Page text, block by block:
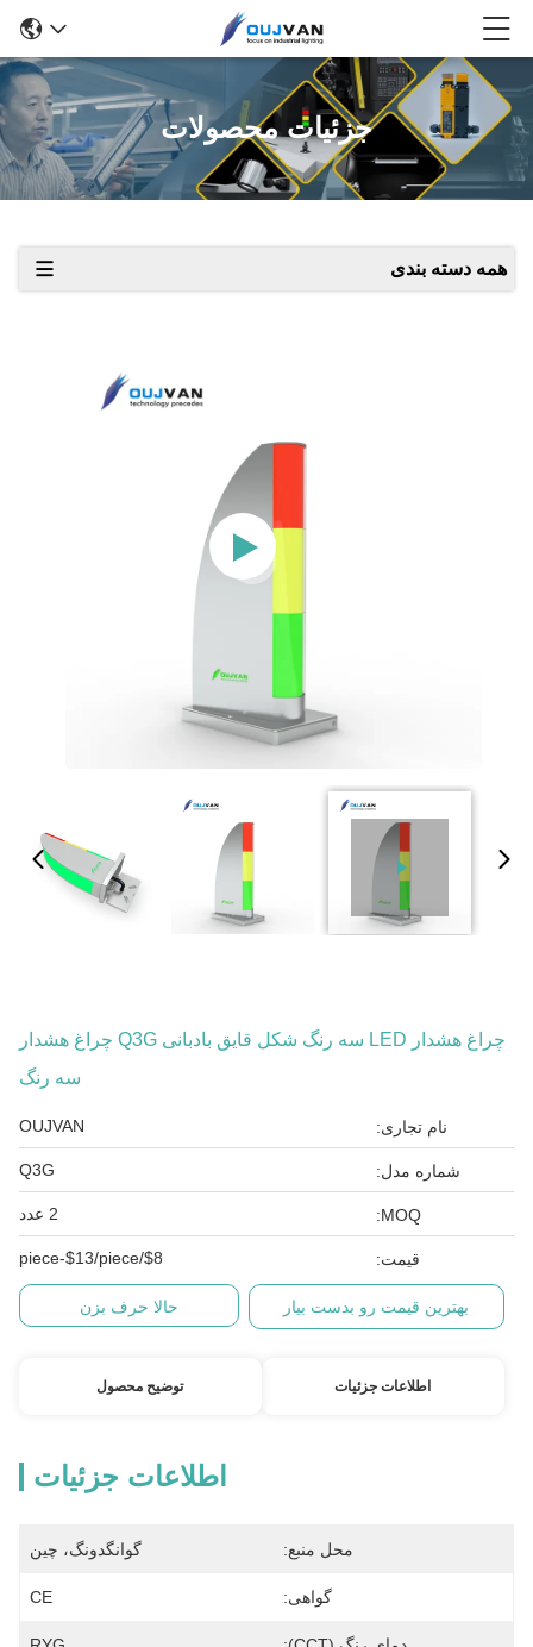
جزئیات محصولات
همه دسته بندی
چراغ هشدار LED سه رنگ شکل قایق بادبانی Q3G چراغ هشدار
سه رنگ
نام تجاری: OUJVAN
شماره مدل: Q3G
MOQ: 2 عدد
قیمت: $8/piece-$13/piece
بهترین قیمت رو بدست بیار حالا حرف بزن
اطلاعات جزئیات توضیح محصول
اطلاعات جزئیات
محل منبع: گوانگدونگ، چین
گواهی: CE